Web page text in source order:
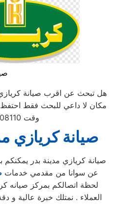
هل تبحث عن اقرب صيانة
مكان لا داعي للبحث فقط
وقت 01154008110
صيانةكريازي
صيانة كريازي مدينة بدر
عن سوانا من مقدمي خدمات
لحظة اتصالكم بمركز صيانه
العملاء . نمتلك خبرة عالية